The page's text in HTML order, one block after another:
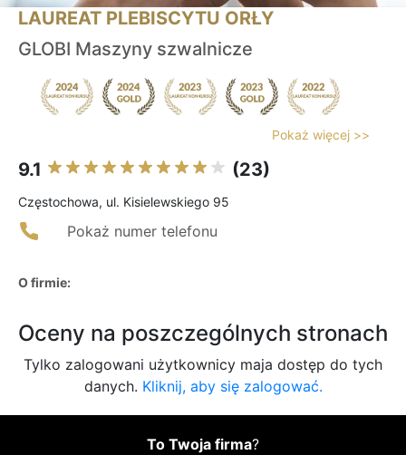
LAUREAT PLEBISCYTU ORŁY
GLOBI Maszyny szwalnicze
Pokaż więcej >>
9.1 (23)
Częstochowa, ul. Kisielewskiego 95
Pokaż numer telefonu
O firmie:
Oceny na poszczególnych stronach
Tylko zalogowani użytkownicy maja dostęp do tych
danych. Kliknij, aby się zalogować.
To Twoja firma?